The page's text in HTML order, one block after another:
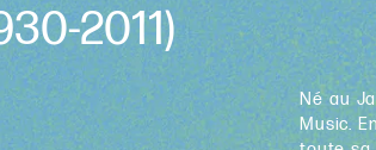
2011)
Né au
Music.